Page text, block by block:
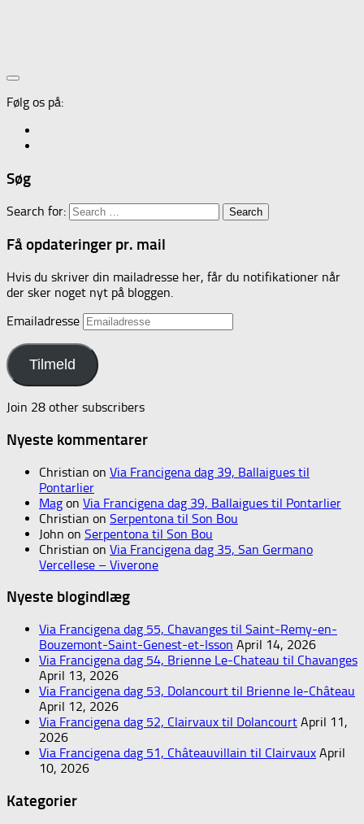
Følg os på:
Søg
Search for:
Få opdateringer pr. mail
Hvis du skriver din mailadresse her, får du notifikationer når
der sker noget nyt på bloggen.
Emailadresse
Tilmeld
Join 28 other subscribers
Nyeste kommentarer
Christian on Via Francigena dag 39, Ballaigues til
Pontarlier
Mag on Via Francigena dag 39, Ballaigues til Pontarlier
Christian on Serpentona til Son Bou
John on Serpentona til Son Bou
Christian on Via Francigena dag 35, San Germano
Vercellese – Viverone
Nyeste blogindlæg
Via Francigena dag 55, Chavanges til Saint-Remy-en-
Bouzemont-Saint-Genest-et-Isson April 14, 2026
Via Francigena dag 54, Brienne Le-Chateau til Chavanges
April 13, 2026
Via Francigena dag 53, Dolancourt til Brienne le-Château
April 12, 2026
Via Francigena dag 52, Clairvaux til Dolancourt April 11,
2026
Via Francigena dag 51, Châteauvillain til Clairvaux April
10, 2026
Kategorier